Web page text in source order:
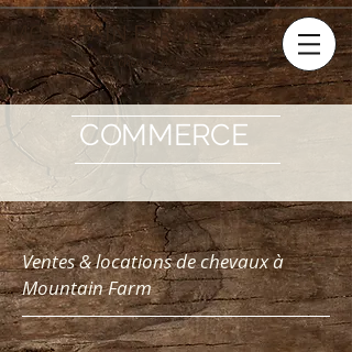
MOUNTAIN FARM
Le cheval, notre métier
COMMERCE
Ventes & locations de chevaux à
Mountain Farm